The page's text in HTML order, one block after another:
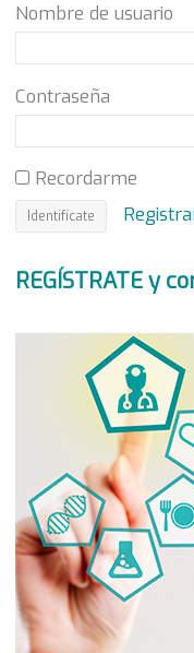
Nombre de usuario
Contraseña
Recordarme
REGÍSTRATE y